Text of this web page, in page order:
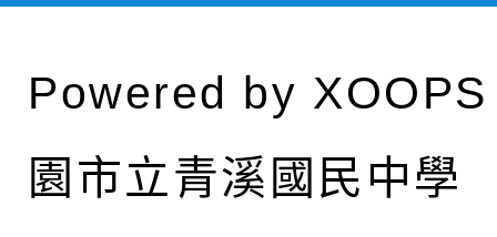
Powered by XOOPS
園市立青溪國民中學